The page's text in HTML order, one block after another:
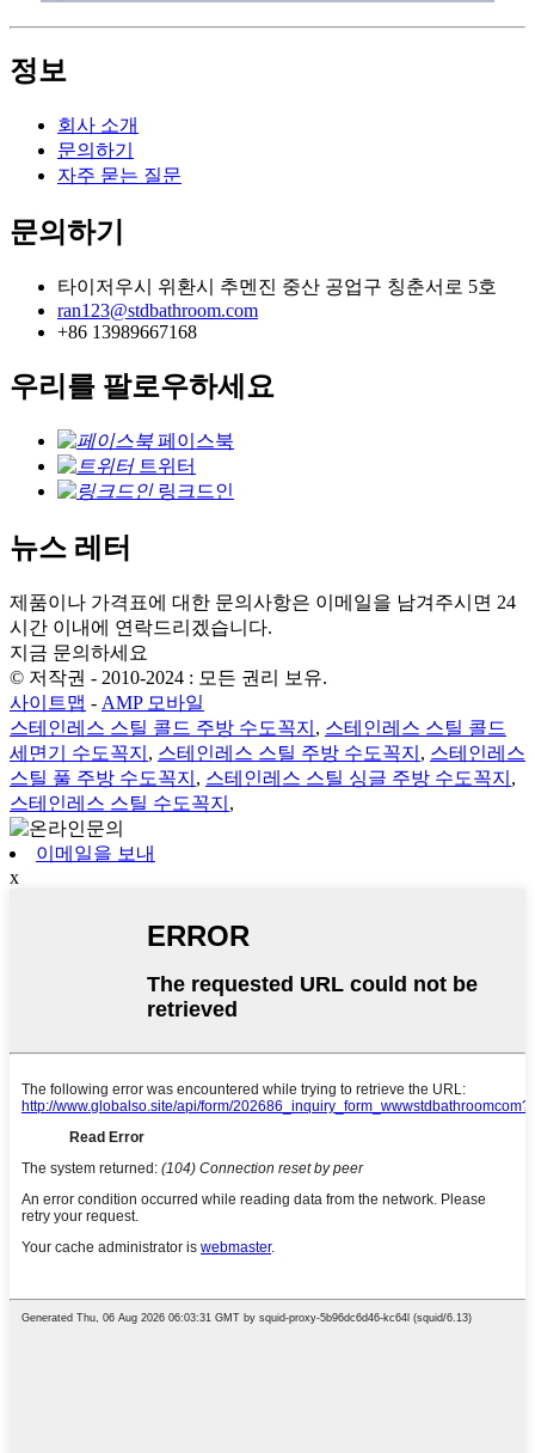
정보
회사 소개
문의하기
자주 묻는 질문
문의하기
타이저우시 위환시 추멘진 중산 공업구 칭춘서로 5호
ran123@stdbathroom.com
+86 13989667168
우리를 팔로우하세요
페이스북
트위터
링크드인
뉴스 레터
제품이나 가격표에 대한 문의사항은 이메일을 남겨주시면 24
시간 이내에 연락드리겠습니다.
지금 문의하세요
© 저작권 - 2010-2024 : 모든 권리 보유.
사이트맵 - AMP 모바일
스테인레스 스틸 콜드 주방 수도꼭지 , 스테인레스 스틸 콜드
세면기 수도꼭지 , 스테인레스 스틸 주방 수도꼭지 , 스테인레스
스틸 풀 주방 수도꼭지 , 스테인레스 스틸 싱글 주방 수도꼭지 ,
스테인레스 스틸 수도꼭지 ,
이메일을 보내
x